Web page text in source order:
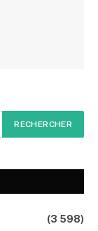
(3 598)